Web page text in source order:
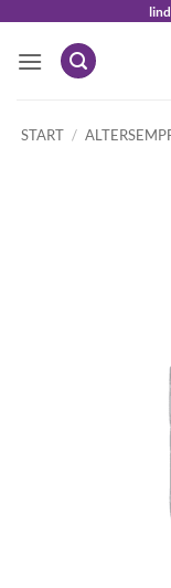
springen
START /